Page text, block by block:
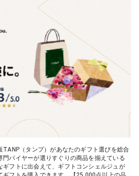
ト＞ダーク＆ミルク＆キャラメル＆ホワ
4個入＞
TANP（タンプ）があなたのギフト選びを総合
バイヤーが選りすぐりの商品を揃えている
ギフトに出会えて、ギフトコンシェルジュが